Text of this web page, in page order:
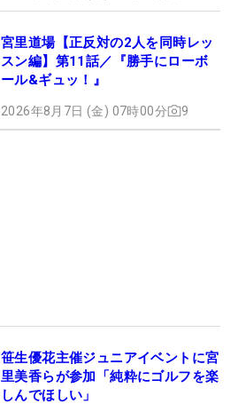
宮里道場【正反対の2人を同時レッ
スン編】第11話／『勝手にローボ
ール&ギュッ！』
2026年8月7日 (金) 07時00分 9
笹生優花主催ジュニアイベントに宮
里美香らが参加「純粋にゴルフを楽
しんでほしい」